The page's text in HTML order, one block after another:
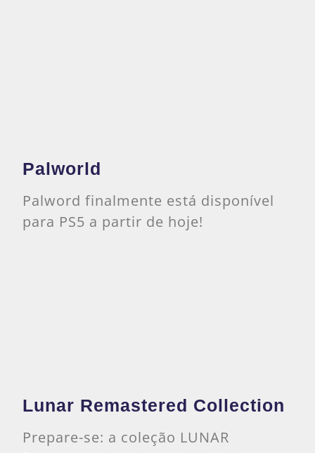
Palworld
Palword finalmente está disponível
para PS5 a partir de hoje!
Lunar Remastered Collection
Prepare-se: a coleção LUNAR